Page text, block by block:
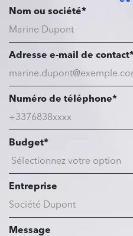
Nom ou société*
Adresse e-mail de
Numéro de téléphone*
Budget*
Entreprise
Message